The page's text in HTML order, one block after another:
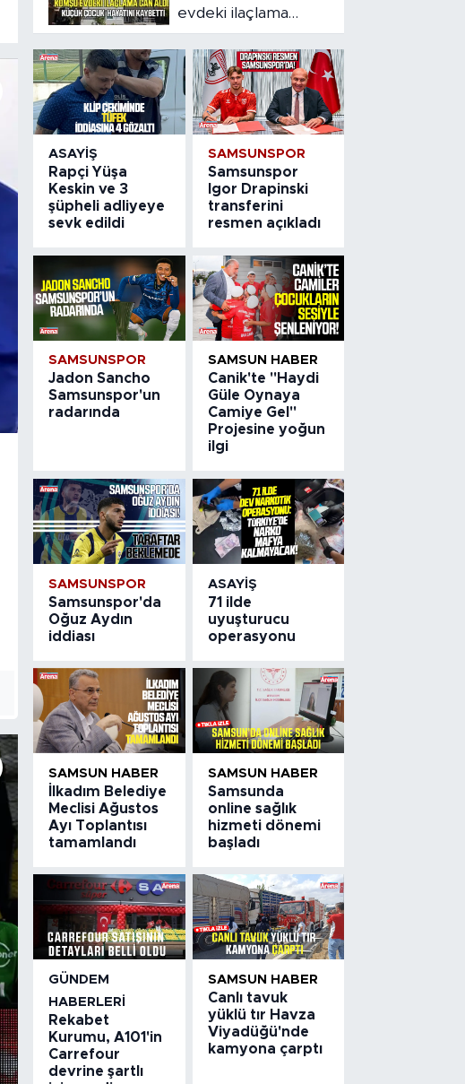
evdeki ilaçlama
küçük çocuğun
ölümüne neden oldu
ASAYIŞ
Rapçi Yüşa
Keskin ve 3
şüpheli adliyeye
sevk edildi
SAMSUNSPOR
Samsunspor
Igor Drapinski
transferini
resmen açıkladı
SAMSUNSPOR
Jadon Sancho
Samsunspor'un
radarında
SAMSUN HABER
Canik'te "Haydi
Güle Oynaya
Camiye Gel"
Projesine yoğun
ilgi
SAMSUNSPOR
Samsunspor'da
Oğuz Aydın
iddiası
ASAYIŞ
71 ilde
uyuşturucu
operasyonu
SAMSUN HABER
İlkadım Belediye
Meclisi Ağustos
Ayı Toplantısı
tamamlandı
SAMSUN HABER
Samsunda
online sağlık
hizmeti dönemi
başladı
GÜNDEM
HABERLERI
Rekabet
Kurumu, A101'in
Carrefour
devrine şartlı
SAMSUN HABER
Canlı tavuk
yüklü tır Havza
Viyadüğü'nde
kamyona çarptı